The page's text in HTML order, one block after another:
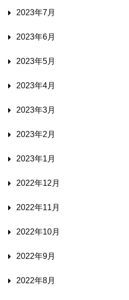
2023年7月
2023年6月
2023年5月
2023年4月
2023年3月
2023年2月
2023年1月
2022年12月
2022年11月
2022年10月
2022年9月
2022年8月